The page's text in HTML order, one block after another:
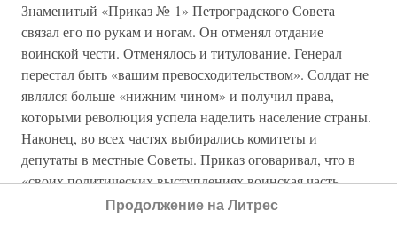
Знаменитый «Приказ № 1» Петроградского Совета
связал его по рукам и ногам. Он отменял отдание
воинской чести. Отменялось и титулование. Генерал
перестал быть «вашим превосходительством». Солдат не
являлся больше «нижним чином» и получил права,
которыми революция успела наделить население страны.
Наконец, во всех частях выбирались комитеты и
депутаты в местные Советы. Приказ оговаривал, что в
«своих политических выступлениях воинская часть
подчиняется Совету рабочих и солдатских депутатов и
Продолжение на Литрес